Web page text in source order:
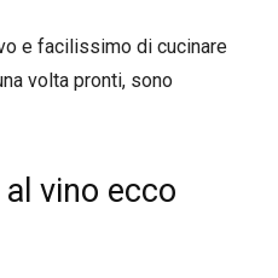
e facilissimo di cucinare
volta pronti, sono
vino ecco